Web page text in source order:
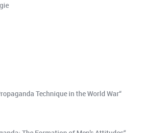
Technique in the World War“